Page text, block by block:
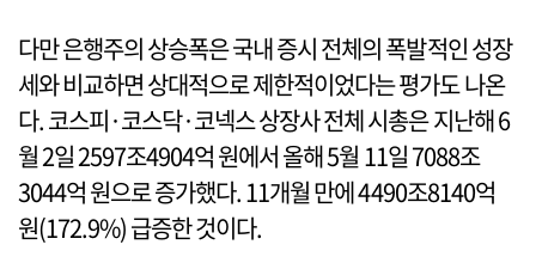
다만 은행주의 상승폭은 국내 증시 전체의 폭발적인 성장
세와 비교하면 상대적으로 제한적이었다는 평가도 나온
다. 코스피·코스닥·코넥스 상장사 전체 시총은 지난해 6
월 2일 2597조4904억 원에서 올해 5월 11일 7088조
3044억 원으로 증가했다. 11개월 만에 4490조8140억
원(172.9%) 급증한 것이다.